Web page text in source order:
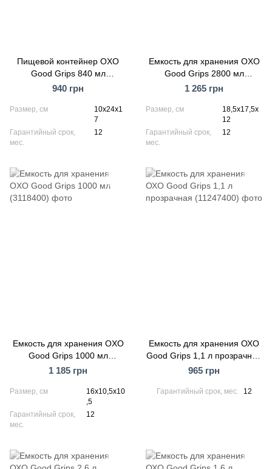
Пищевой контейнер OXO
Good Grips 840 мл
(11174100)
940 грн
Размер, см
10х24х1
7
Гарантийный срок,
мес.
12
Емкость для хранения OXO
Good Grips 2800 мл
(1128580)
1 265 грн
Размер, см
18,5х17,5х
12
Гарантийный срок,
мес.
12
Емкость для хранения OXO
Good Grips 1000 мл
(3118400)
1 185 грн
Размер, см
16х10,5х10
,5
Гарантийный срок,
мес.
12
Емкость для хранения ОХО
Good Grips 1,1 л прозрачная
(11247400)
965 грн
Гарантийный срок, мес. 12